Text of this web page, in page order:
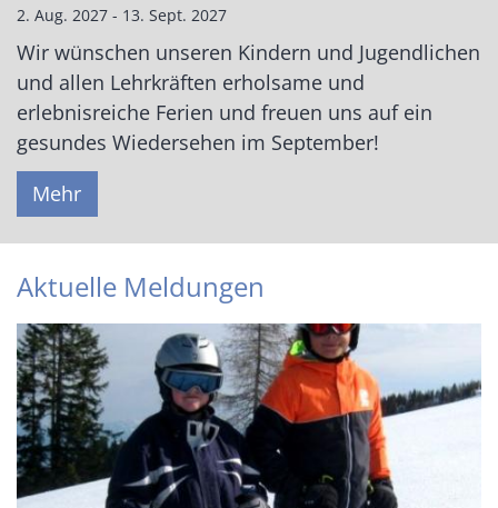
2. Aug. 2027 - 13. Sept. 2027
Wir wünschen unseren Kindern und Jugendlichen
und allen Lehrkräften erholsame und
erlebnisreiche Ferien und freuen uns auf ein
gesundes Wiedersehen im September!
Mehr
Aktuelle Meldungen